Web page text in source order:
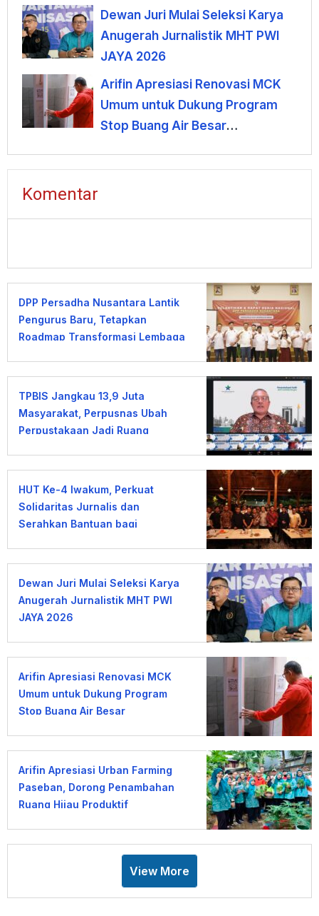
Terdampak PHK
Dewan Juri Mulai Seleksi Karya
Anugerah Jurnalistik MHT PWI
JAYA 2026
Arifin Apresiasi Renovasi MCK
Umum untuk Dukung Program
Stop Buang Air Besar
Komentar
DPP Persadha Nusantara Lantik
Pengurus Baru, Tetapkan
Roadmap Transformasi Lembaga
TPBIS Jangkau 13,9 Juta
Masyarakat, Perpusnas Ubah
Perpustakaan Jadi Ruang
HUT Ke-4 Iwakum, Perkuat
Solidaritas Jurnalis dan
Serahkan Bantuan bagi
Dewan Juri Mulai Seleksi Karya
Anugerah Jurnalistik MHT PWI
JAYA 2026
Arifin Apresiasi Renovasi MCK
Umum untuk Dukung Program
Stop Buang Air Besar
Arifin Apresiasi Urban Farming
Paseban, Dorong Penambahan
Ruang Hijau Produktif
View More